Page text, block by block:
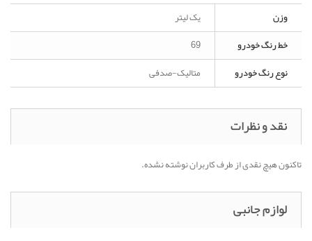
وزن
یک لیتر
خط رنگ خودرو
69
نوع رنگ خودرو
متالیک-صدفی
نقد و نظرات
تاکنون هیچ نقدی از طرف کاربران نوشته نشده.
لوازم جانبی